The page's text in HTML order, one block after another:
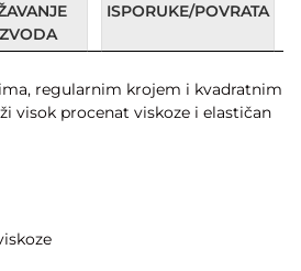
ISPORUKE/POVRATA
regularnim krojem i kvadratnim
visok procenat viskoze i elastičan